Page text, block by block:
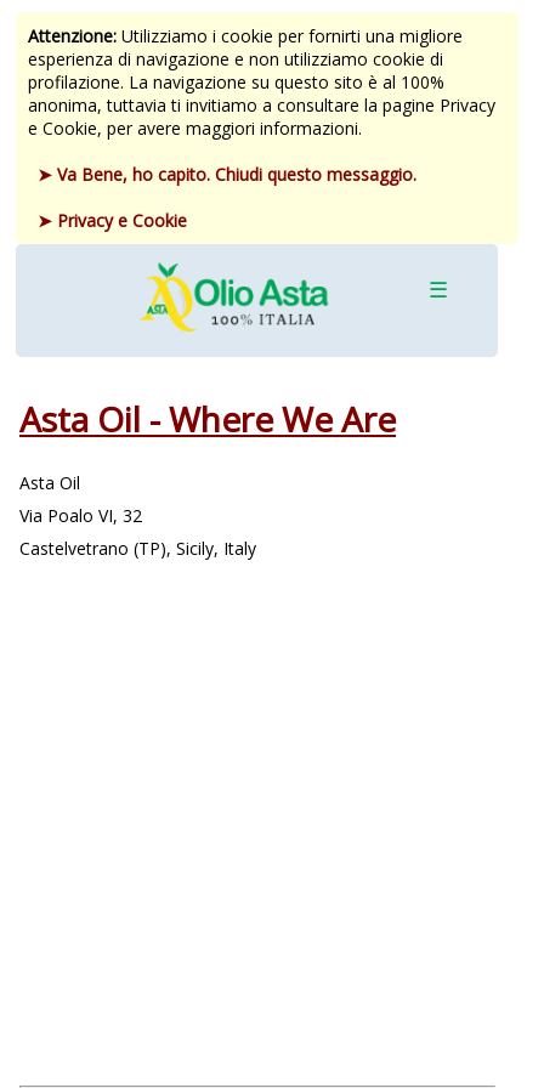
Attenzione: Utilizziamo i cookie per fornirti una migliore
esperienza di navigazione e non utilizziamo cookie di
profilazione. La navigazione su questo sito è al 100%
anonima, tuttavia ti invitiamo a consultare la pagine Privacy
e Cookie, per avere maggiori informazioni.
➤ Va Bene, ho capito. Chiudi questo messaggio.
➤ Privacy e Cookie
☰
Asta Oil - Where We Are
Asta Oil
Via Poalo VI, 32
Castelvetrano (TP), Sicily, Italy